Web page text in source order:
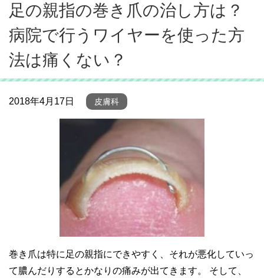
足の親指の巻き爪の治し方は？
病院で行うワイヤーを使った方
法は痛くない？
2018年4月17日 皮膚科
巻き爪は特に足の親指にできやすく、それが悪化していっ
て膿んだりするとかなりの痛みが出てきます。 そして、